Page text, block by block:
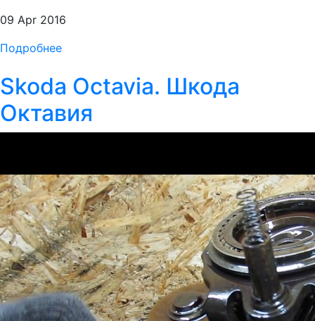
09 Apr 2016
Подробнее
Skoda Octavia. Шкода
Октавия